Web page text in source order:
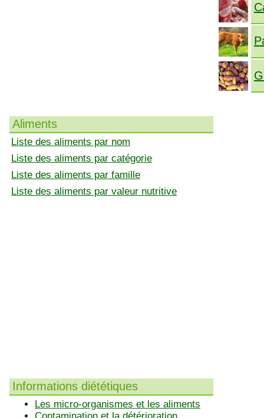
Aliments
Liste des aliments par nom
Liste des aliments par catégorie
Liste des aliments par famille
Liste des aliments par valeur nutritive
Informations diététiques
Les micro-organismes et les aliments